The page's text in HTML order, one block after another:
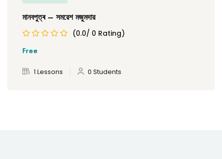
মানবপুত্ৰ – সমরেশ মজুমদার
(0.0/ 0 Rating)
Free
1 Lessons 0 Students